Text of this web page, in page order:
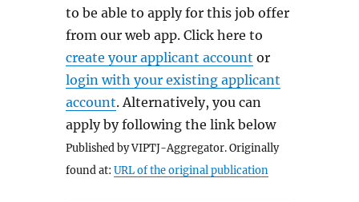
to be able to apply for this job offer
from our web app. Click here to
create your applicant account or
login with your existing applicant
account. Alternatively, you can
apply by following the link below
Published by VIPTJ-Aggregator. Originally
found at:URL of the original publication